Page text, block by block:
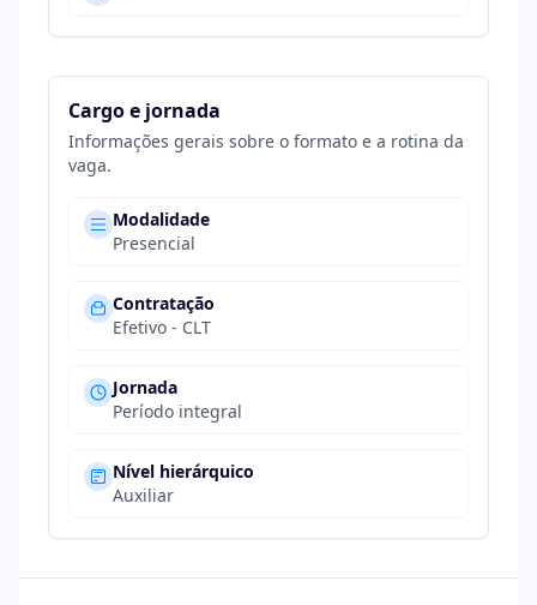
Cargo e jornada
Informações gerais sobre o formato e a rotina da
vaga.
Modalidade
Presencial
Contratação
Efetivo - CLT
Jornada
Período integral
Nível hierárquico
Auxiliar